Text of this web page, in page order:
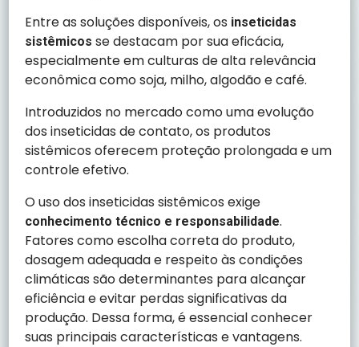
Entre as soluções disponíveis, os inseticidas
sistêmicos se destacam por sua eficácia,
especialmente em culturas de alta relevância
econômica como soja, milho, algodão e café.
Introduzidos no mercado como uma evolução
dos inseticidas de contato, os produtos
sistêmicos oferecem proteção prolongada e um
controle efetivo.
O uso dos inseticidas sistêmicos exige
conhecimento técnico e responsabilidade.
Fatores como escolha correta do produto,
dosagem adequada e respeito às condições
climáticas são determinantes para alcançar
eficiência e evitar perdas significativas da
produção. Dessa forma, é essencial conhecer
suas principais características e vantagens.